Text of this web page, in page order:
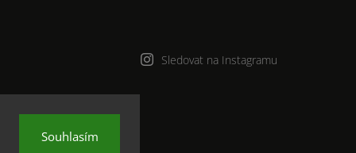
Souhlasím
Sledovat na Instagramu